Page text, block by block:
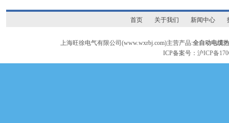
首页 关于我们 新闻中心
上海旺徐电气有限公司(www.wxrbj.com)主营产品:全自动电缆
ICP备案号：沪ICP备